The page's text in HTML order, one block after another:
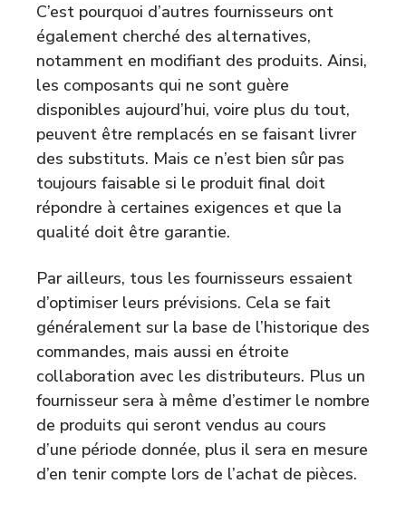
C’est pourquoi d’autres fournisseurs ont
également cherché des alternatives,
notamment en modifiant des produits. Ainsi,
les composants qui ne sont guère
disponibles aujourd’hui, voire plus du tout,
peuvent être remplacés en se faisant livrer
des substituts. Mais ce n’est bien sûr pas
toujours faisable si le produit final doit
répondre à certaines exigences et que la
qualité doit être garantie.
Par ailleurs, tous les fournisseurs essaient
d’optimiser leurs prévisions. Cela se fait
généralement sur la base de l’historique des
commandes, mais aussi en étroite
collaboration avec les distributeurs. Plus un
fournisseur sera à même d’estimer le nombre
de produits qui seront vendus au cours
d’une période donnée, plus il sera en mesure
d’en tenir compte lors de l’achat de pièces.